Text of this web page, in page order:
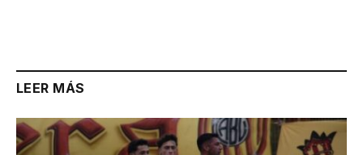
LEER MÁS